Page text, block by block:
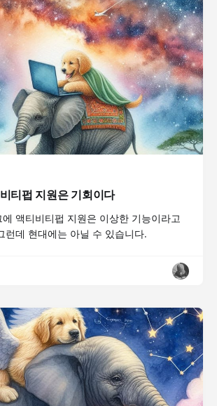
티펍 지원은 기회이다
액티비티펍 지원은 이상한 기능이라고
런데 현대에는 아닐 수 있습니다.